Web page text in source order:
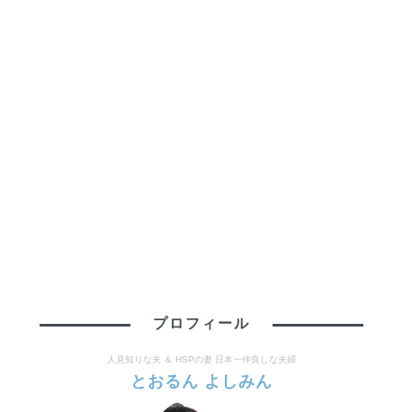
プロフィール
人見知りな夫 ＆ HSPの妻 日本一仲良しな夫婦
とおるん よしみん